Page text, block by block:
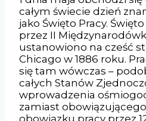
całym świecie dzień
jako Święto Pracy.
przez II
ustanowiono na cześć
Chicago w 1886 roku.
się tam wówczas –
całych Stanów
wprowadzenia
zamiast
obowiązku pracy przez